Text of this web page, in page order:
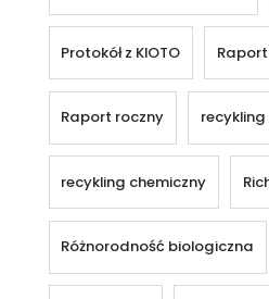
Protokół z KIOTO Raport
Raport roczny recykling
recykling chemiczny
Różnorodność biologiczna